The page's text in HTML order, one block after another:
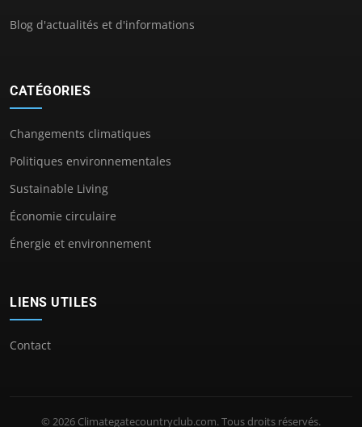
Blog d'actualités et d'informations
CATÉGORIES
Changements climatiques
Politiques environnementales
Sustainable Living
Économie circulaire
Énergie et environnement
LIENS UTILES
Contact
© 2026 Climategatecountryclub.com. Tous droits réservés.